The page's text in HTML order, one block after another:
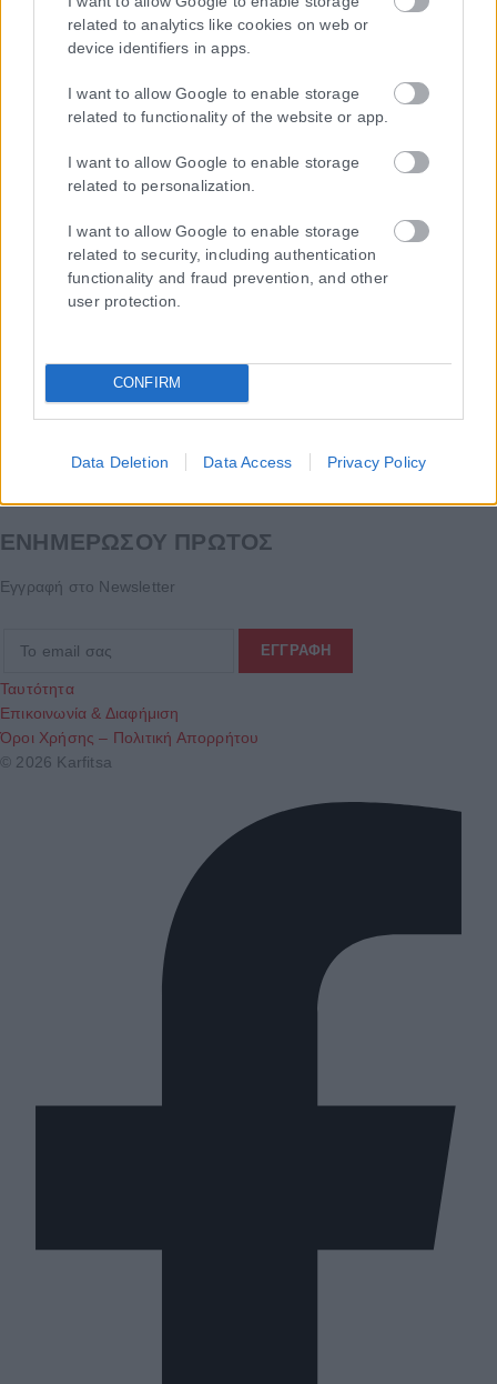
related to analytics like cookies on web or
device identifiers in apps.
I want to allow Google to enable storage
related to functionality of the website or app.
I want to allow Google to enable storage
related to personalization.
I want to allow Google to enable storage
related to security, including authentication
functionality and fraud prevention, and other
user protection.
CONFIRM
Data Deletion Data Access Privacy Policy
ΤΑ ΠΡΩΤΟΣΕΛΙΔΑ ΣΗΜΕΡΑ
ΕΝΗΜΕΡΩΣΟΥ ΠΡΩΤΟΣ
Εγγραφή στο Newsletter
Ταυτότητα
Επικοινωνία & Διαφήμιση
Όροι Χρήσης – Πολιτική Απορρήτου
© 2026 Karfitsa